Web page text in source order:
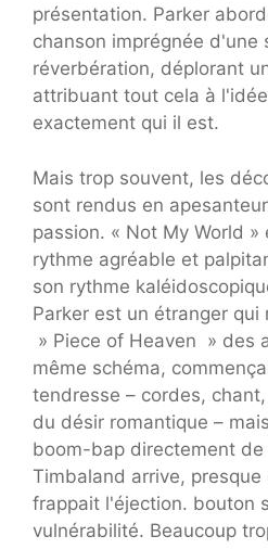
présentation. Parker
chanson imprégnée d'une
réverbération, déplorant
attribuant tout cela à
exactement qui il est.
Mais trop souvent, les
sont rendus en
passion. « Not My World
rythme agréable et
son rythme
Parker est un étranger
» Piece of Heaven » des
même schéma,
tendresse – cordes,
du désir romantique –
boom-bap directement
Timbaland arrive, presque
frappait l'éjection. bouton
vulnérabilité. Beaucoup